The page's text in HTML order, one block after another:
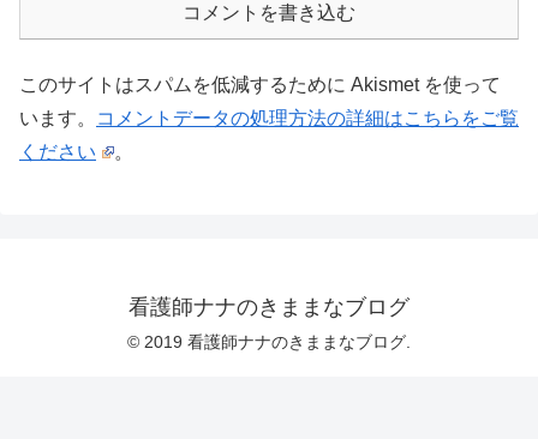
コメントを書き込む
このサイトはスパムを低減するために Akismet を使って
います。
コメントデータの処理方法の詳細はこちらをご覧
ください
。
看護師ナナのきままなブログ
© 2019 看護師ナナのきままなブログ.